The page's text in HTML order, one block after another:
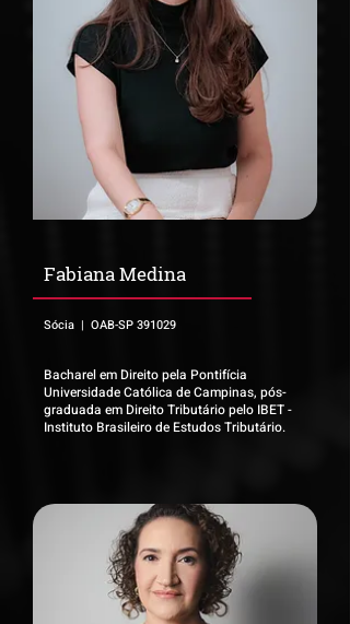
Fabiana Medina
Sócia | OAB-SP 391029
Bacharel em Direito pela Pontifícia
Universidade Católica de Campinas, pós-
graduada em Direito Tributário pelo IBET -
Instituto Brasileiro de Estudos Tributário.